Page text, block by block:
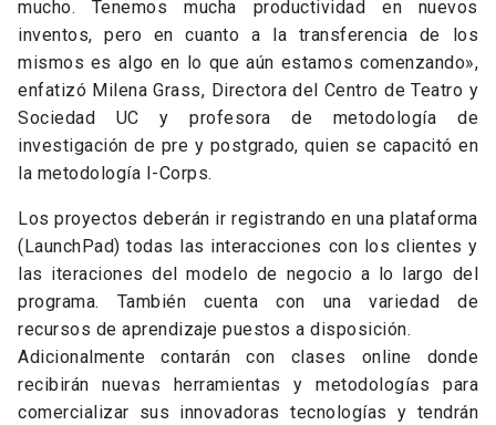
mucho. Tenemos mucha productividad en nuevos
inventos, pero en cuanto a la transferencia de los
mismos es algo en lo que aún estamos comenzando»,
enfatizó Milena Grass, Directora del Centro de Teatro y
Sociedad UC y profesora de metodología de
investigación de pre y postgrado, quien se capacitó en
la metodología I-Corps.
Los proyectos deberán ir registrando en una plataforma
(LaunchPad) todas las interacciones con los clientes y
las iteraciones del modelo de negocio a lo largo del
programa. También cuenta con una variedad de
recursos de aprendizaje puestos a disposición.
Adicionalmente contarán con clases online donde
recibirán nuevas herramientas y metodologías para
comercializar sus innovadoras tecnologías y tendrán